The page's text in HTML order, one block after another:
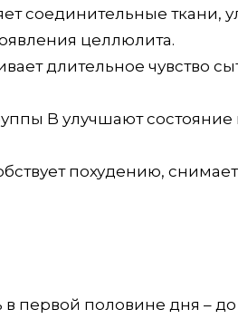
соединительные ткани,
целлюлита.
длительное чувство
B улучшают состояние
похудению,
первой половине дня – до